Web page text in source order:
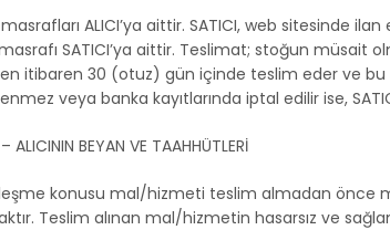
ALICI’ya aittir. SATICI, web sitesinde
SATICI’ya aittir. Teslimat; stoğun müsait
itibaren 30 (otuz) gün içinde teslim eder ve bu
veya banka kayıtlarında iptal edilir ise,
ALICININ BEYAN VE TAAHHÜTLERİ
konusu mal/hizmeti teslim almadan önce
Teslim alınan mal/hizmetin hasarsız ve